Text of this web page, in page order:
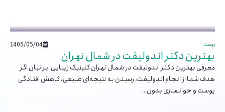
پوست 1405/05/04
بهترین دکتر اندولیفت در شمال تهران
معرفی بهترین دکتر اندولیفت در شمال تهران کلینیک زیبایی ایرانیان اگر
هدف شما از انجام اندولیفت، رسیدن به نتیجه‌ای طبیعی، کاهش افتادگی
پوست و جوانسازی بدون...